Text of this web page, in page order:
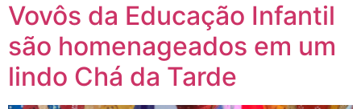
Vovôs da Educação Infantil
são homenageados em um
lindo Chá da Tarde